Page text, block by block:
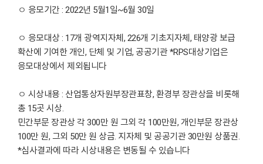
ㅇ 응모기간 : 2022년 5월1일~6월 30일
ㅇ 응모대상 : 17개 광역지자체, 226개 기초지자체, 태양광 보급
확산에 기여한 개인, 단체 및 기업, 공공기관 *RPS대상기업은
응모대상에서 제외됩니다
ㅇ 시상내용 : 산업통상자원부장관표창, 환경부 장관상을 비롯해
총 15곳 시상.
민간부문 장관상 각 300만 원 그외 각 100만원, 개인부문 장관상
100만 원, 그외 50만 원 상금. 지자체 및 공공기관 30만원 상품권.
*심사결과에 따라 시상내용은 변동될 수 있습니다